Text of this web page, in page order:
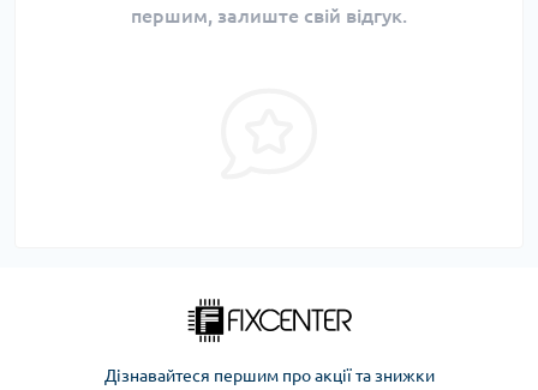
першим, залиште свій відгук.
Дізнавайтеся першим про акції та знижки